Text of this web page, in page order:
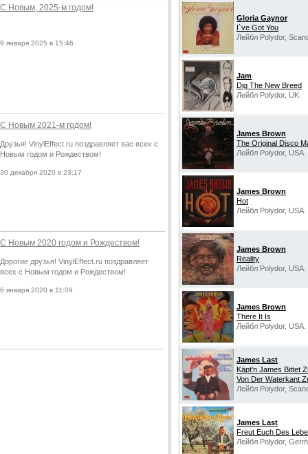
С Новым, 2025-м годом!
9 января 2025 в 15:46
С Новым 2021-м годом!
Друзья! VinylEffect.ru поздравляет вас всех с
Новым годом и Рождеством!
30 декабря 2020 в 23:17
С Новым 2020 годом и Рождеством!
Дорогие друзья! VinylEffect.ru поздравляет
всех с Новым годом и Рождеством!
6 января 2020 в 11:09
Gloria Gaynor
I`ve Got You
Лейбл Polydor,
Jam
Dig The New Breed
Лейбл Polydor, UK.
James Brown
The Original Disco
Лейбл Polydor, USA.
James Brown
Hot
Лейбл Polydor, USA.
James Brown
Reality
Лейбл Polydor, USA.
James Brown
There It Is
Лейбл Polydor, USA.
James Last
Käpt'n James Bittet
Von Der Waterkant
Лейбл Polydor,
James Last
Freut Euch Des
Лейбл Polydor,